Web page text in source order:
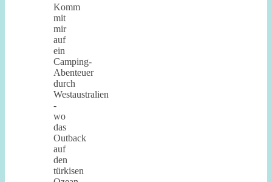
Komm
mit
mir
auf
ein
Camping-
Abenteuer
durch
Westaustralien
-
wo
das
Outback
auf
den
türkisen